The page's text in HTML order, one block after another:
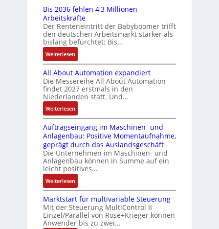
w
c
h
g
s
u
n
g
e
s
t
ä
t
i
g
t
R
e
i
f
e
g
r
a
d
M
L
3
f
ü
r
s
e
m
e
n
t
e
m
i
t
S
p
e
z
i
a
l
m
e
m
b
r
a
n
e
I
n
t
e
g
r
t
i
o
v
o
n
A
G
V
u
n
d
R
o
b
o
n
f
a
c
h
e
S
e
n
s
o
r
I
n
t
e
g
a
t
i
o
n
Bis 2036 fehlen 4,3 Millionen
Arbeitskräfte
Der Renteneintritt der Babyboomer trifft
den deutschen Arbeitsmarkt stärker als
bislang befürchtet: Bis…
Weiterlesen:
B
i
s
2
0
3
6
f
e
h
l
e
n
4
,
3
M
i
All About Automation expandiert
Die Messereihe All About Automation
findet 2027 erstmals in den
Niederlanden statt. Und…
Weiterlesen:
A
l
l
A
b
o
u
t
A
u
t
o
Auftragseingang im Maschinen- und
Anlagenbau: Positive Momentaufnahme,
geprägt durch das Auslandsgeschäft
Die Unternehmen im Maschinen- und
Anlagenbau können in Summe auf ein
leicht positives…
Weiterlesen:
A
u
f
t
r
Marktstart für multivariable Steuerung
Mit der Steuerung MultiControl II
Einzel/Parallel von Rose+Krieger können
Anwender bis zu zwei…